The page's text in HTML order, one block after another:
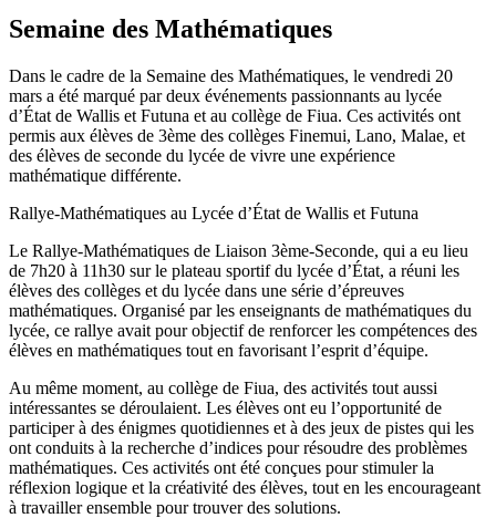
Semaine des Mathématiques
Dans le cadre de la Semaine des Mathématiques, le vendredi 20
mars a été marqué par deux événements passionnants au lycée
d’État de Wallis et Futuna et au collège de Fiua. Ces activités ont
permis aux élèves de 3ème des collèges Finemui, Lano, Malae, et
des élèves de seconde du lycée de vivre une expérience
mathématique différente.
Rallye-Mathématiques au Lycée d’État de Wallis et Futuna
Le Rallye-Mathématiques de Liaison 3ème-Seconde, qui a eu lieu
de 7h20 à 11h30 sur le plateau sportif du lycée d’État, a réuni les
élèves des collèges et du lycée dans une série d’épreuves
mathématiques. Organisé par les enseignants de mathématiques du
lycée, ce rallye avait pour objectif de renforcer les compétences des
élèves en mathématiques tout en favorisant l’esprit d’équipe.
Au même moment, au collège de Fiua, des activités tout aussi
intéressantes se déroulaient. Les élèves ont eu l’opportunité de
participer à des énigmes quotidiennes et à des jeux de pistes qui les
ont conduits à la recherche d’indices pour résoudre des problèmes
mathématiques. Ces activités ont été conçues pour stimuler la
réflexion logique et la créativité des élèves, tout en les encourageant
à travailler ensemble pour trouver des solutions.